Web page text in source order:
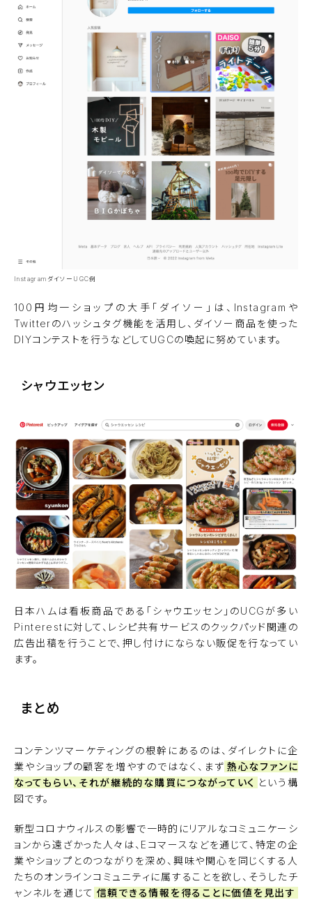
InstagramダイソーUGC例
100円均一ショップの大手「 ダイソー 」は、Instagramや
Twitterのハッシュタグ機能を活用し、ダイソー商品を使った
DIYコンテストを行うなどしてUGCの喚起に努めています。
シャウエッセン
日本ハム は看板商品である「シャウエッセン」のUCGが多い
Pinterestに対して、レシピ共有サービスのクックパッド関連の
広告出稿を行うことで、押し付けにならない販促を行なってい
ます。
まとめ
コンテンツマーケティングの根幹にあるのは、ダイレクトに企
業やショップの顧客を増やすのではなく、まず 熱心なファンに
なってもらい、それが継続的な購買につながっていく という構
図です。
新型コロナウィルスの影響で一時的にリアルなコミュニケーシ
ョンから遠ざかった人々は、Eコマースなどを通じて、特定の企
業やショップとのつながりを深め、興味や関心を同じくする人
たちのオンラインコミュニティに属することを欲し、そうしたチ
ャンネルを通じて 信頼できる情報を得ることに価値を見出す